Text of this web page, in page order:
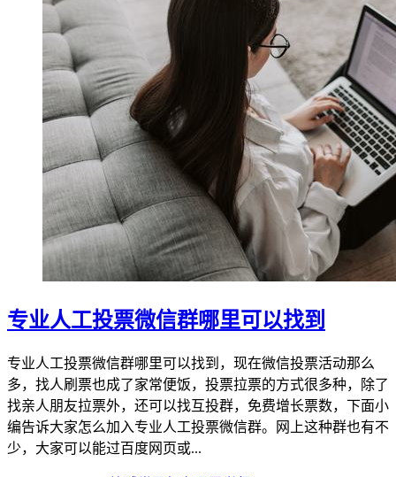
专业人工投票微信群哪里可以找到
专业人工投票微信群哪里可以找到，现在微信投票活动那么
多，找人刷票也成了家常便饭，投票拉票的方式很多种，除了
找亲人朋友拉票外，还可以找互投群，免费增长票数，下面小
编告诉大家怎么加入专业人工投票微信群。网上这种群也有不
少，大家可以能过百度网页或...